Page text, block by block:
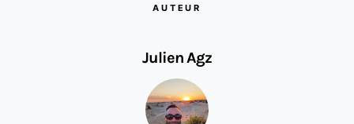
AUTEUR
Julien Agz